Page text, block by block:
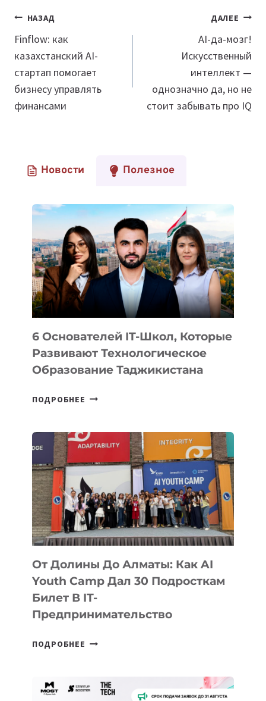
Навигация
по
записям
НАЗАД
Finflow: как
казахстанский AI-
стартап помогает
бизнесу управлять
финансами
ДАЛЕЕ
АI-да-мозг!
Искусственный
интеллект —
однозначно да, но не
стоит забывать про IQ
Новости Полезное
6 Основателей IT-Школ, Которые
Развивают Технологическое
Образование Таджикистана
ПОДРОБНЕЕ 6
ШКОЛ,
РАЗВИВАЮТ
ТЕХНОЛОГИЧЕСКОЕ
ОБРАЗОВАНИЕ
ТАДЖИКИСТАНА
От Долины До Алматы: Как AI
Youth Camp Дал 30 Подросткам
Билет В IT-
Предпринимательство
ПОДРОБНЕЕ ОТ
АЛМАТЫ: